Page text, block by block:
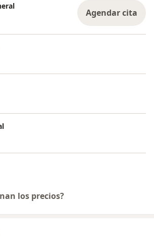
Agendar cita
los precios?